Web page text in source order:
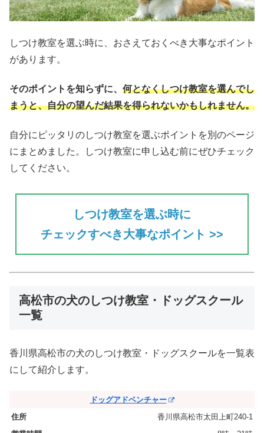
しつけ教室を選ぶ時に、おさえておくべき大事なポイント
があります。
そのポイントを知らずに、 何となくしつけ教室を選んでし
まうと、自分の望んだ結果を得られないかもしれません。
自分にピッタリのしつけ教室を選ぶポイントを別のページ
にまとめました。しつけ教室に申し込む前にぜひチェック
してください。
しつけ教室を選ぶ時に
チェックすべき大事なポイント >>
高松市の犬のしつけ教室・ドッグスクール
一覧
香川県高松市の犬のしつけ教室・ドッグスクールを一覧表
にして紹介します。
ドッグアドベンチャー
香川県高松市太田上町240-1